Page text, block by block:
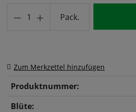
Produkt Anzahl: Gib
Pack.
Zum Merkzettel hinzufügen
Produktnummer:
Blüte: